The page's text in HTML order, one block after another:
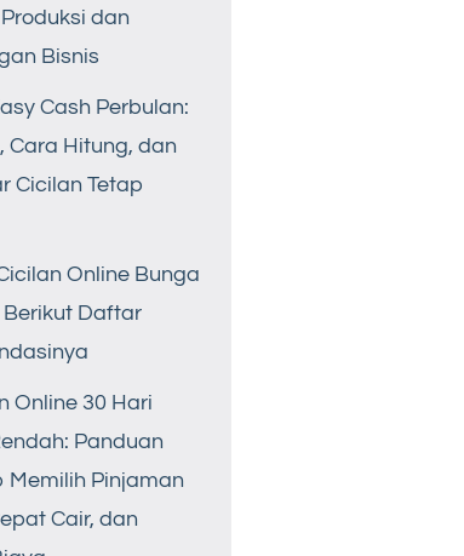
dan
Bisnis
Cash Perbulan:
Cara Hitung, dan
Cicilan Tetap
Online Bunga
Berikut Daftar
Online 30 Hari
Panduan
Memilih Pinjaman
Cair, dan